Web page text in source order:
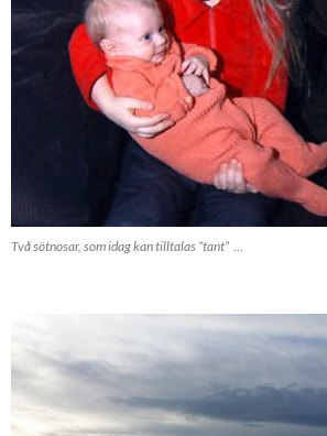
Två sötnosar, som idag kan tilltalas ”tant” …